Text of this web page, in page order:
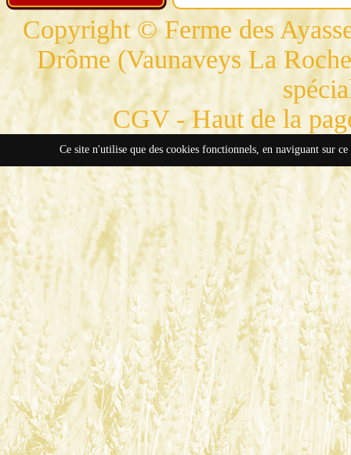
Copyright © Ferme des
Drôme (Vaunaveys La
CGV-Haut de la
Ce site n'utilise que des cookies fonctionnels, en naviguant sur